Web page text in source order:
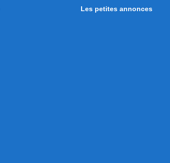
Les petites annonces